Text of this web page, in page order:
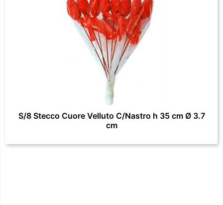
S/8 Stecco Cuore Velluto C/Nastro h 35 cm Ø 3.7
cm